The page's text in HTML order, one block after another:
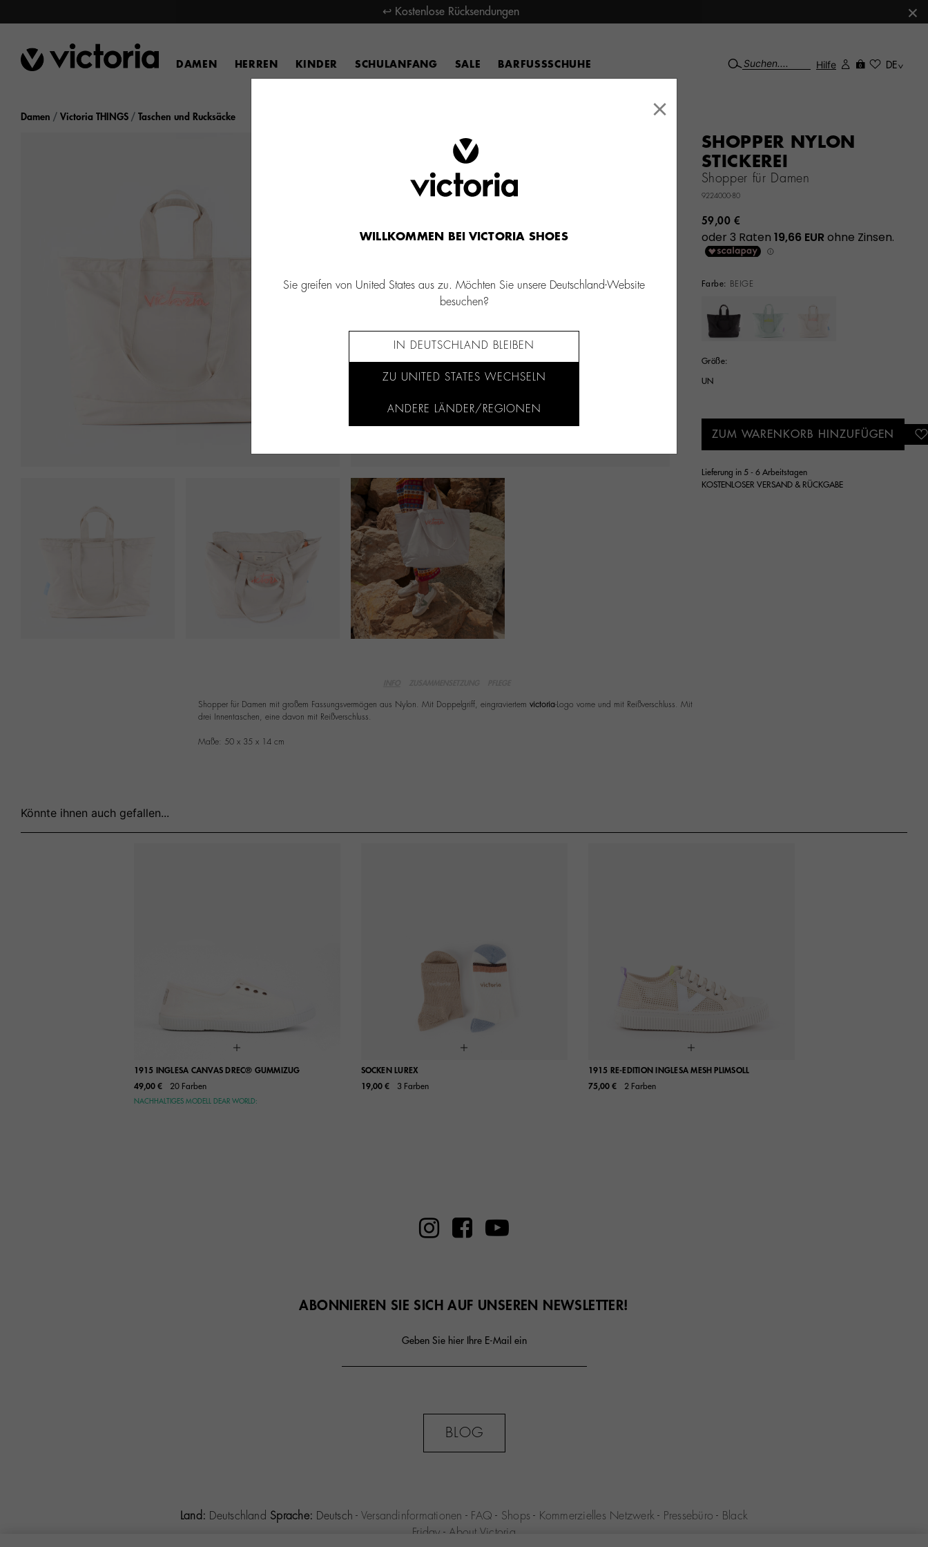
↩ Kostenlose Rücksendungen ×
DAMEN HERREN KINDER SCHULANFANG SALE BARFUSSSCHUHE Hilfe DE
Damen Victoria THINGS Taschen und Rucksäcke
SHOPPER NYLON
STICKEREI
Shopper für Damen
9224000-80
59,00 €
Farbe: BEIGE
Größe:
UN
ZUM WARENKORB HINZUFÜGEN
Lieferung in 5 - 6 Arbeitstagen
KOSTENLOSER VERSAND & RÜCKGABE
Shopper für Damen mit großem Fassungsvermögen aus Nylon. Mit Doppelgriff, eingraviertem victoria-Logo vorne und mit Reißverschluss. Mit
drei Innentaschen, eine davon mit Reißverschluss.
Maße: 50 x 35 x 14 cm
Könnte ihnen auch gefallen...
35 36
1915 INGLESA CANVAS DREC® GUMMIZUG
49,00 €
20 Farben
NACHHALTIGES MODELL DEAR WORLD:
SOCKEN LUREX
19,00 €
3 Farben 36 37
1915 RE-EDITION INGLESA MESH PLIMSOLL
75,00 €
2 Farben
ABONNIEREN SIE SICH AUF UNSEREN NEWSLETTER!
Geben Sie hier Ihre E-Mail ein
BLOG
Land: Deutschland Sprache: Deutsch- Versandinformationen - FAQ - Shops - Kommerzielles Netzwerk - Pressebüro - Black
Friday - About Victoria
×
WILLKOMMEN BEI VICTORIA SHOES
Sie greifen von United States aus zu. Möchten Sie unsere Deutschland-Website
besuchen?
IN DEUTSCHLAND BLEIBEN
ZU UNITED STATES WECHSELN
ANDERE LÄNDER/REGIONEN